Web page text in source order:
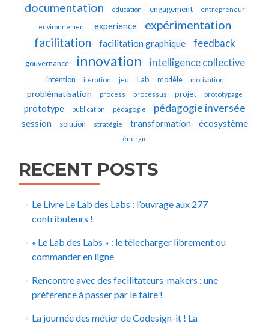
documentation education engagement entrepreneur
environnement experience
expérimentation
facilitation
facilitation graphique feedback
gouvernance innovation intelligence collective
intention itération jeu Lab modèle motivation
problématisation process processus projet prototypage
prototype publication pédagogie pédagogie inversée
session solution stratégie transformation écosystème
énergie
RECENT POSTS
Le Livre Le Lab des Labs : l’ouvrage aux 277
contributeurs !
« Le Lab des Labs » : le télecharger librement ou
commander en ligne
Rencontre avec des facilitateurs-makers : une
préférence à passer par le faire !
La journée des métier de Codesign-it ! La